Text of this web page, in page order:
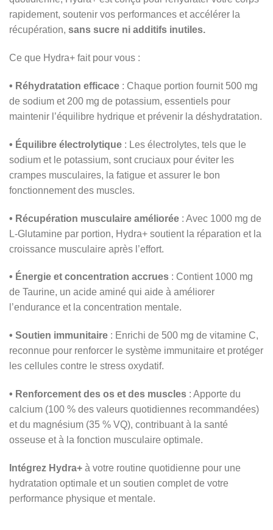
rapidement, soutenir vos performances et accélérer la
récupération, sans sucre ni additifs inutiles.
Ce que Hydra+ fait pour vous :
• Réhydratation efficace : Chaque portion fournit 500 mg
de sodium et 200 mg de potassium, essentiels pour
maintenir l’équilibre hydrique et prévenir la déshydratation.
• Équilibre électrolytique : Les électrolytes, tels que le
sodium et le potassium, sont cruciaux pour éviter les
crampes musculaires, la fatigue et assurer le bon
fonctionnement des muscles.
• Récupération musculaire améliorée : Avec 1000 mg de
L-Glutamine par portion, Hydra+ soutient la réparation et la
croissance musculaire après l’effort.
• Énergie et concentration accrues : Contient 1000 mg
de Taurine, un acide aminé qui aide à améliorer
l’endurance et la concentration mentale.
• Soutien immunitaire : Enrichi de 500 mg de vitamine C,
reconnue pour renforcer le système immunitaire et protéger
les cellules contre le stress oxydatif.
• Renforcement des os et des muscles : Apporte du
calcium (100 % des valeurs quotidiennes recommandées)
et du magnésium (35 % VQ), contribuant à la santé
osseuse et à la fonction musculaire optimale.
Intégrez Hydra+ à votre routine quotidienne pour une
hydratation optimale et un soutien complet de votre
performance physique et mentale.